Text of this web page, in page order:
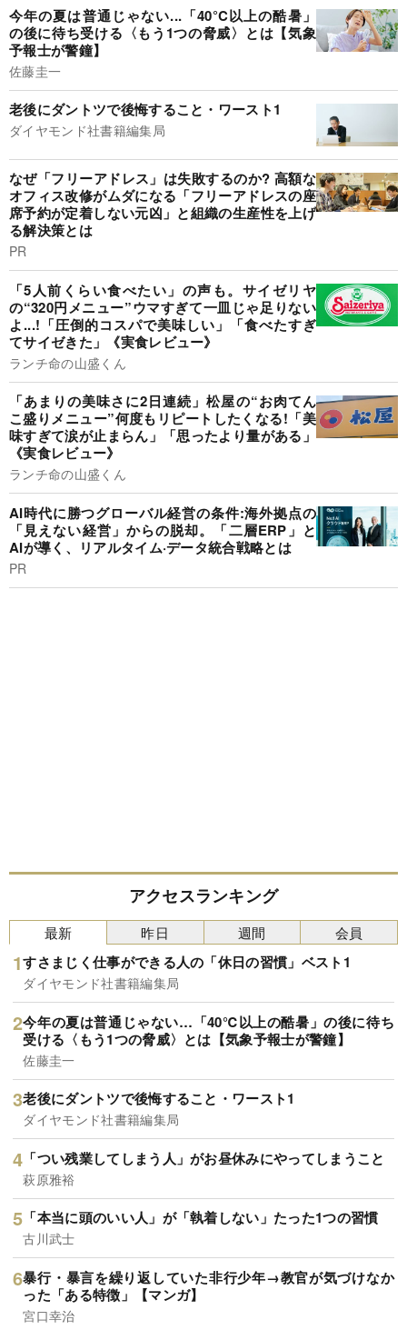
今年の夏は普通じゃない...「40°C以上の酷暑」
の後に待ち受ける〈もう1つの脅威〉とは【気象
予報士が警鐘】
佐藤圭一
老後にダントツで後悔すること・ワースト1
ダイヤモンド社書籍編集局
なぜ「フリーアドレス」は失敗するのか? 高額な
オフィス改修がムダになる「フリーアドレスの座
席予約が定着しない元凶」と組織の生産性を上げ
る解決策とは
PR
「5人前くらい食べたい」の声も。サイゼリヤ
の“320円メニュー”ウマすぎて一皿じゃ足りない
よ...!「圧倒的コスパで美味しい」「食べたすぎ
てサイゼきた」《実食レビュー》
ランチ命の山盛くん
「あまりの美味さに2日連続」松屋の“お肉てん
こ盛りメニュー”何度もリピートしたくなる!「美
味すぎて涙が止まらん」「思ったより量がある」
《実食レビュー》
ランチ命の山盛くん
AI時代に勝つグローバル経営の条件:海外拠点の
「見えない経営」からの脱却。「二層ERP」と
AIが導く、リアルタイム·データ統合戦略とは
PR
アクセスランキング
最新
すさまじく仕事ができる人の「休日の習慣」ベスト1
ダイヤモンド社書籍編集局
今年の夏は普通じゃない…「40℃以上の酷暑」の後に待ち
受ける〈もう1つの脅威〉とは【気象予報士が警鐘】
佐藤圭一
老後にダントツで後悔すること・ワースト1
ダイヤモンド社書籍編集局
「つい残業してしまう人」がお昼休みにやってしまうこと
萩原雅裕
「本当に頭のいい人」が「執着しない」たった1つの習慣
古川武士
暴行・暴言を繰り返していた非行少年→教官が気づけなか
った「ある特徴」【マンガ】
宮口幸治
昨日 週間 会員